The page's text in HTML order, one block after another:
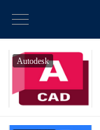
Autodesk